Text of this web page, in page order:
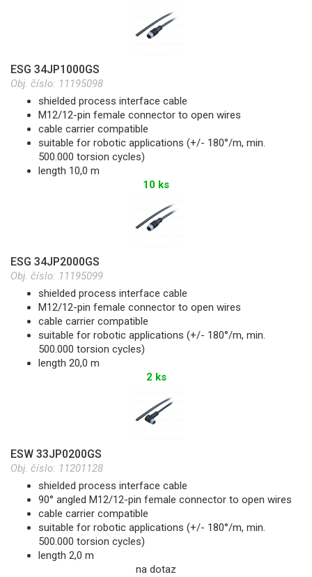
ESG 34JP1000GS
Obj. číslo: 11195098
shielded process interface cable
M12/12-pin female connector to open wires
cable carrier compatible
suitable for robotic applications (+/- 180°/m, min.
500.000 torsion cycles)
length 10,0 m
10 ks
ESG 34JP2000GS
Obj. číslo: 11195099
shielded process interface cable
M12/12-pin female connector to open wires
cable carrier compatible
suitable for robotic applications (+/- 180°/m, min.
500.000 torsion cycles)
length 20,0 m
2 ks
ESW 33JP0200GS
Obj. číslo: 11201128
shielded process interface cable
90° angled M12/12-pin female connector to open wires
cable carrier compatible
suitable for robotic applications (+/- 180°/m, min.
500.000 torsion cycles)
length 2,0 m
na dotaz